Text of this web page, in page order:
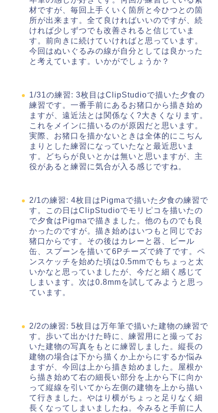
材ですが、毎回上手くいく箇所と今ひつとの箇
所が出来ます。全て良ければいいのですが、続
ければ少しずつでも改善されると信じていま
す。前向きに続けていければと思っています。
今回はぬいぐるみの線が自分としては良かった
と考えています。いかがでしょうか？
1/31の練習: 3枚目はClipStudioで描いた夕食の
練習です。一番手前にあるお猪口から描き始め
ますが、遠近法とは関係なく?大きくなります。
これをメインに描いるのが原因だと思います。
実際、お猪口を描かないときは全体的にこぢん
まりとした練習になっていたなと最近思いま
す。どちらが良いとかは無いと思いますが、主
役があると練習に気合が入る感じですね。
2/1の練習: 4枚目はPigmaで描いた夕食の練習で
す。この日はClipStudioでモリピコを描いたの
で夕食はPigmaで描きました。他のものでも良
かったのですが。描き始めはいつもと同じでお
猪口からです。その後はカレーと器、ビール
缶、スプーンを描いて6Pチーズで終了です。ペ
ンスケッチを始めた頃は0.5mmでもちょっと太
いかなと思っていましたが、今だと細く感じて
しまいます。次は0.8mmを試してみようと思っ
ています。
2/2の練習: 5枚目は万年筆で描いた建物の練習で
す。歩いて出かけた時に、練習用にと撮ってお
いた建物の写真をもとに練習しました。縦長の
建物の場合は下から描くか上からにするか悩み
ますが、今回は上から描き始めました。屋根か
ら描き始めて右の細長い部分を上から下に向か
って縦線を引いてから左側の建物を上から描い
て行きました。やはり横がちょっと足りなく細
長くなってしまいましたね。今みると手前に人